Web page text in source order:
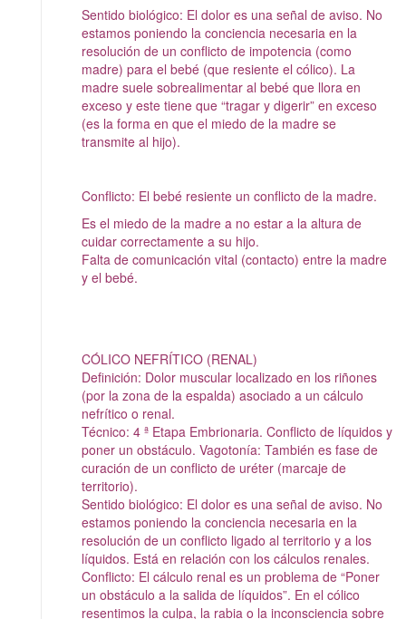
Sentido biológico: El dolor es una señal de aviso. No
estamos poniendo la conciencia necesaria en la
resolución de un conflicto de impotencia (como
madre) para el bebé (que resiente el cólico). La
madre suele sobrealimentar al bebé que llora en
exceso y este tiene que “tragar y digerir” en exceso
(es la forma en que el miedo de la madre se
transmite al hijo).
Conflicto: El bebé resiente un conflicto de la madre.
Es el miedo de la madre a no estar a la altura de
cuidar correctamente a su hijo.
Falta de comunicación vital (contacto) entre la madre
y el bebé.
CÓLICO NEFRÍTICO (RENAL)
Definición: Dolor muscular localizado en los riñones
(por la zona de la espalda) asociado a un cálculo
nefrítico o renal.
Técnico: 4 ª Etapa Embrionaria. Conflicto de líquidos y
poner un obstáculo. Vagotonía: También es fase de
curación de un conflicto de uréter (marcaje de
territorio).
Sentido biológico: El dolor es una señal de aviso. No
estamos poniendo la conciencia necesaria en la
resolución de un conflicto ligado al territorio y a los
líquidos. Está en relación con los cálculos renales.
Conflicto: El cálculo renal es un problema de “Poner
un obstáculo a la salida de líquidos”. En el cólico
resentimos la culpa, la rabia o la inconsciencia sobre